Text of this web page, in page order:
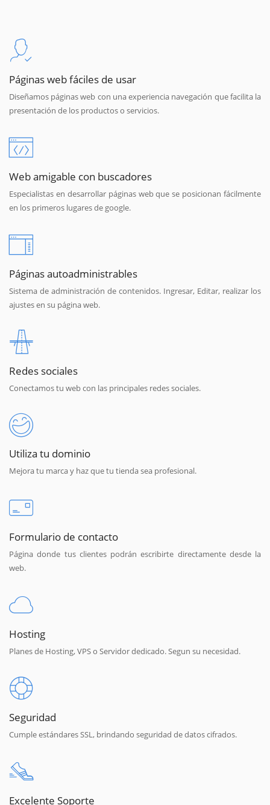
Páginas web fáciles de usar
Diseñamos páginas web con una experiencia navegación que facilita la
presentación de los productos o servicios.
Web amigable con buscadores
Especialistas en desarrollar páginas web que se posicionan fácilmente
en los primeros lugares de google.
Páginas autoadministrables
Sistema de administración de contenidos. Ingresar, Editar, realizar los
ajustes en su página web.
Redes sociales
Conectamos tu web con las principales redes sociales.
Utiliza tu dominio
Mejora tu marca y haz que tu tienda sea profesional.
Formulario de contacto
Página donde tus clientes podrán escribirte directamente desde la
web.
Hosting
Planes de Hosting, VPS o Servidor dedicado. Segun su necesidad.
Seguridad
Cumple estándares SSL, brindando seguridad de datos cifrados.
Excelente Soporte